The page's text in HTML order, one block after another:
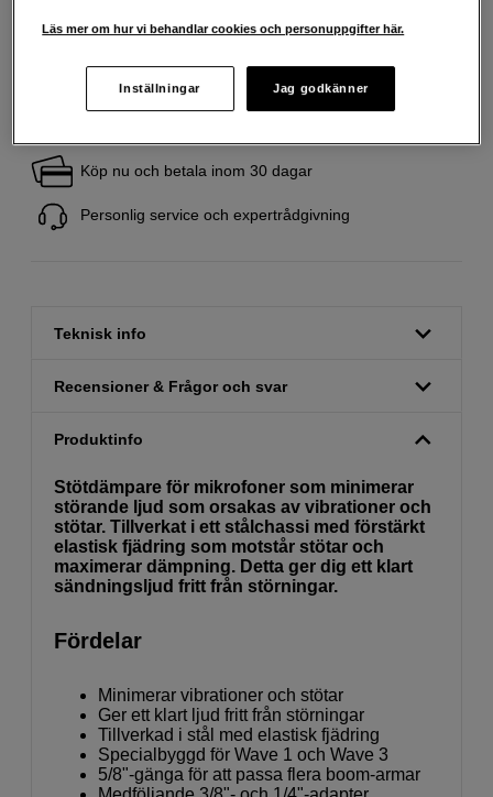
Köp nu och betala inom 30 dagar
Personlig service och expertrådgivning
Teknisk info
Recensioner & Frågor och svar
Produktinfo
Stötdämpare för mikrofoner som minimerar
störande ljud som orsakas av vibrationer och
stötar. Tillverkat i ett stålchassi med förstärkt
elastisk fjädring som motstår stötar och
maximerar dämpning. Detta ger dig ett klart
sändningsljud fritt från störningar.
Fördelar
Minimerar vibrationer och stötar
Ger ett klart ljud fritt från störningar
Tillverkad i stål med elastisk fjädring
Specialbyggd för Wave 1 och Wave 3
5/8"-gänga för att passa flera boom-armar
Läs mer om hur vi behandlar cookies och personuppgifter här.
Inställningar Jag godkänner